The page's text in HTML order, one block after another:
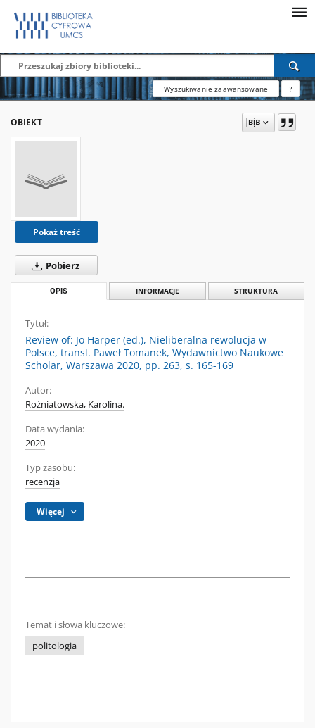
Wyszukiwanie zaawansowane ?
OBIEKT
Pokaż treść
Pobierz
OPIS INFORMACJE STRUKTURA
Tytuł:
Review of: Jo Harper (ed.), Nieliberalna rewolucja w
Polsce, transl. Paweł Tomanek, Wydawnictwo Naukowe
Scholar, Warszawa 2020, pp. 263, s. 165-169
Autor:
Rożniatowska, Karolina.
Data wydania:
2020
Typ zasobu:
recenzja
Więcej
Temat i słowa kluczowe:
politologia